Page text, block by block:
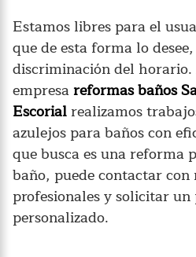
Estamos libres para el
que de esta forma lo
discriminación del horario.
empresareformas baños
Escorial realizamos
azulejos para baños con
que busca es una reforma
baño, puede contactar con
profesionales y solicitar un
personalizado.